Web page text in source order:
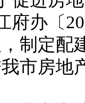
府办〔
制定配
市房地